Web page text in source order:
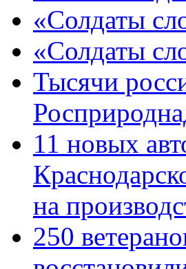
«Солдаты
«Солдаты
Тысячи
11 новых
на
250